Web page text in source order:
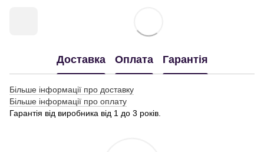
Доставка Оплата Гарантія
Більше інформації про доставку
Більше інформації про оплату
Гарантія від виробника від 1 до 3 років.